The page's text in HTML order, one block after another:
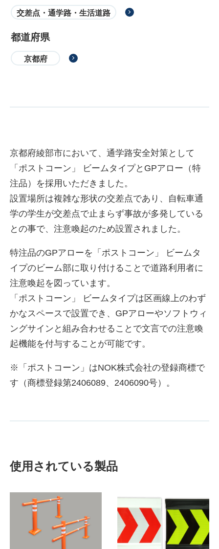
交差点・通学路・生活道路
都道府県
京都府
京都府綾部市において、通学路安全対策として
「ポストコーン」 ビームタイプとGPアロー（特
注品）を採用いただきました。
設置場所は複雑な形状の交差点であり、自転車通
学の学生が交差点で止まらず事故が多発している
との事で、注意喚起のため設置されました。
特注品のGPアローを「ポストコーン」 ビームタ
イプのビーム部に取り付けることで道路利用者に
注意喚起を図っています。
「ポストコーン」 ビームタイプは区画線上のわず
かなスペースで設置でき、GPアローやソフトウィ
ングサインと組み合わせることで文言での注意喚
起機能を付与することが可能です。
※「ポストコーン」はNOK株式会社の登録商標で
す（商標登録第2406089、2406090号）。
使用されている製品